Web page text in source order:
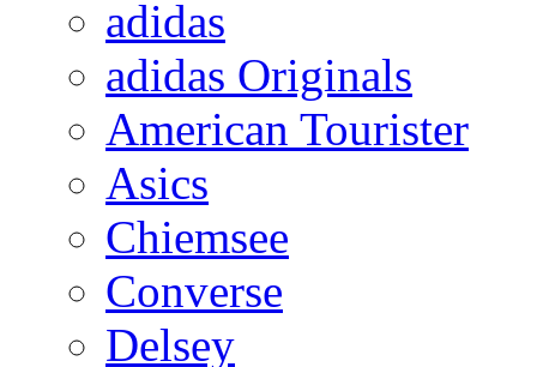
adidas
adidas Originals
American Tourister
Asics
Chiemsee
Converse
Delsey